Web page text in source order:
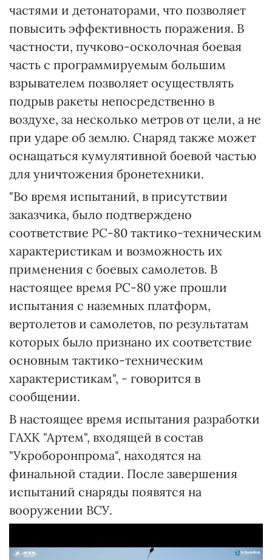
частями и детонаторами, что позволяет
повысить эффективность поражения. В
частности, пучково-осколочная боевая
часть с программируемым большим
взрывателем позволяет осуществлять
подрыв ракеты непосредственно в
воздухе, за несколько метров от цели, а не
при ударе об землю. Снаряд также может
оснащаться кумулятивной боевой частью
для уничтожения бронетехники.
"Во время испытаний, в присутствии
заказчика, было подтверждено
соответствие РС-80 тактико-техническим
характеристикам и возможность их
применения с боевых самолетов. В
настоящее время РС-80 уже прошли
испытания с наземных платформ,
вертолетов и самолетов, по результатам
которых было признано их соответствие
основным тактико-техническим
характеристикам", - говорится в
сообщении.
В настоящее время испытания разработки
ГАХК "Артем", входящей в состав
"Укроборонпрома", находятся на
финальной стадии. После завершения
испытаний снаряды появятся на
вооружении ВСУ.